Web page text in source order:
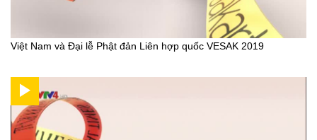
Việt Nam và Đại lễ Phật đản Liên hợp quốc VESAK 2019